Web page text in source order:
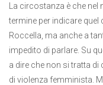
La circostanza è che
termine per indicare quel
Roccella, ma anche a
impedito di parlare. Su
a dire che non si tratta
di violenza femminista.